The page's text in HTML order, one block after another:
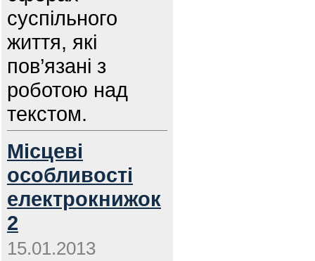
суспільного
життя, які
пов’язані з
роботою над
текстом.
Місцеві
особливості
електрокнижок
2
15.01.2013